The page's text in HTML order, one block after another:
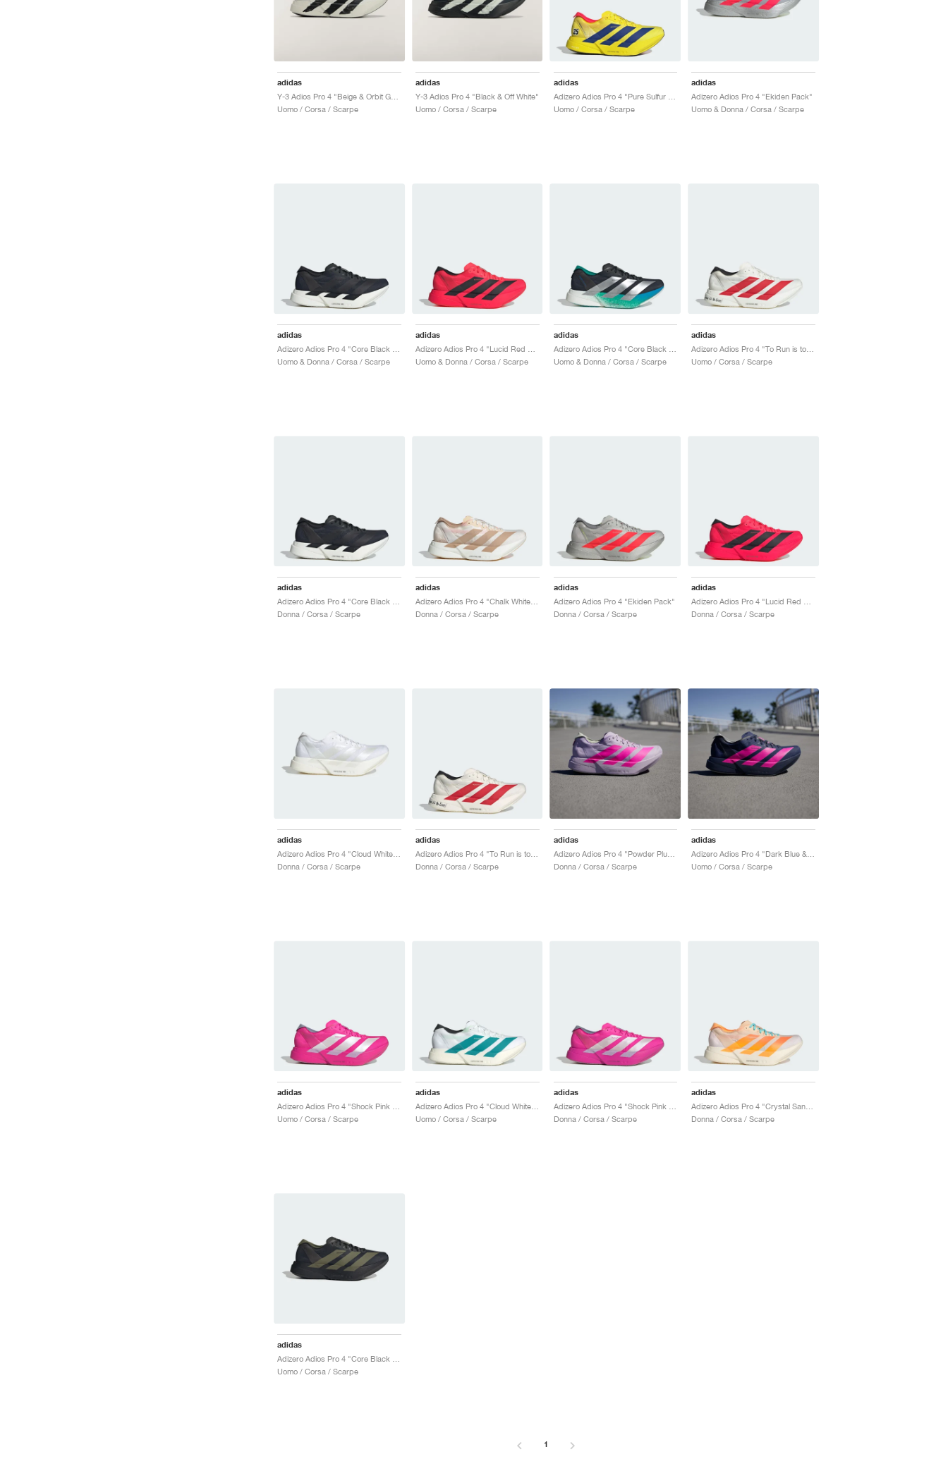
adidas
Uomo / Corsa / Scarpe
adidas
Y-3 Adios Pro 4 "Black & Off White"
Uomo / Corsa / Scarpe
adidas
Uomo / Corsa / Scarpe
adidas
Adizero Adios Pro 4 "Ekiden Pack"
Uomo & Donna / Corsa / Scarpe
adidas
Uomo & Donna / Corsa / Scarpe
adidas
Uomo & Donna / Corsa / Scarpe
adidas
Uomo & Donna / Corsa / Scarpe
adidas
Uomo / Corsa / Scarpe
adidas
Donna / Corsa / Scarpe
adidas
Adizero Adios Pro 4 "Chalk White & Warm Sandstone"
Donna / Corsa / Scarpe
adidas
Adizero Adios Pro 4 "Ekiden Pack"
Donna / Corsa / Scarpe
adidas
Donna / Corsa / Scarpe
adidas
Donna / Corsa / Scarpe
adidas
Adizero Adios Pro 4 "To Run is to Live"
Donna / Corsa / Scarpe
adidas
Adizero Adios Pro 4 "Powder Plum & Shock Pink"
Donna / Corsa / Scarpe
adidas
Uomo / Corsa / Scarpe
adidas
Uomo / Corsa / Scarpe
adidas
Adizero Adios Pro 4 "Cloud White & Pure Teal"
Uomo / Corsa / Scarpe
adidas
Donna / Corsa / Scarpe
adidas
Donna / Corsa / Scarpe
adidas
Uomo / Corsa / Scarpe
1